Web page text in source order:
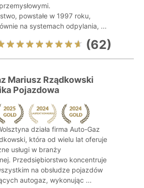
powstałe w 1997 roku,
na systemach odpylania, ...
(62)
Mariusz Rządkowski
Pojazdowa
działa firma Auto-Gaz
która od wielu lat oferuje
usługi w branży
Przedsiębiorstwo koncentruje
na obsłudze pojazdów
autogaz, wykonując ...